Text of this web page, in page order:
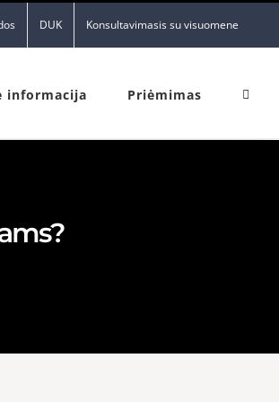
DUK Konsultavimasis su visuomene
informacija Priėmimas